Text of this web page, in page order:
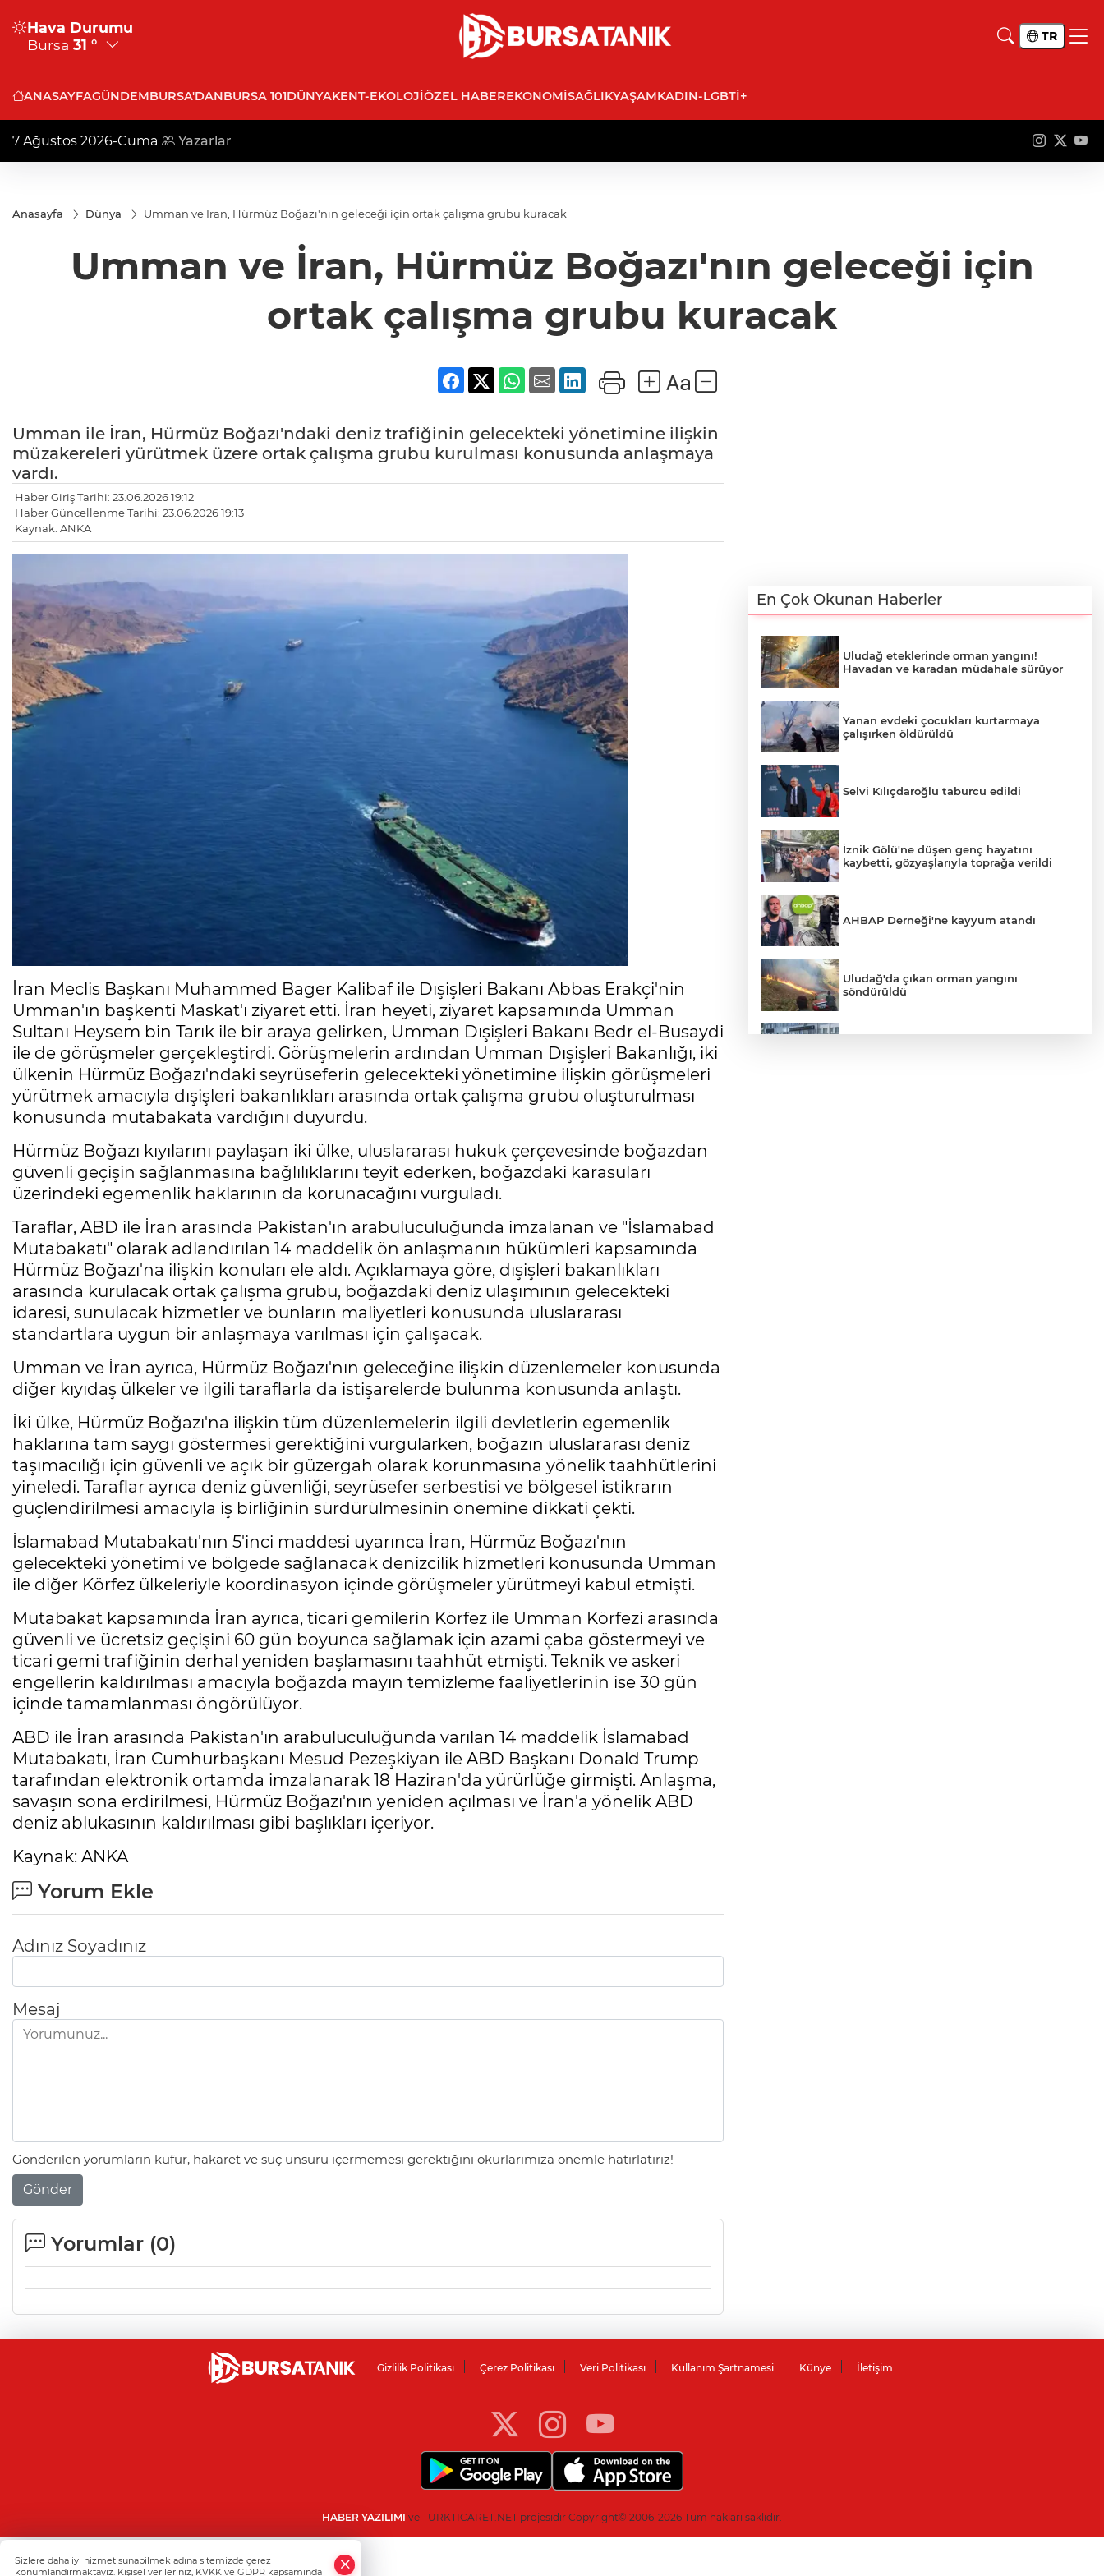
Hava Durumu
Bursa 31 ° TR
ANASAYFAGÜNDEMBURSA'DANBURSA 101DÜNYAKENT-EKOLOJIÖZEL HABEREKONOMISAĞLIKYAŞAMKADIN-LGBTİ+
7 Ağustos 2026-Cuma Yazarlar
Anasayfa Dünya Umman ve İran, Hürmüz Boğazı'nın geleceği için ortak çalışma grubu kuracak
Umman ve İran, Hürmüz Boğazı'nın geleceği için
ortak çalışma grubu kuracak
Umman ile İran, Hürmüz Boğazı'ndaki deniz trafiğinin gelecekteki yönetimine ilişkin
müzakereleri yürütmek üzere ortak çalışma grubu kurulması konusunda anlaşmaya
vardı.
Haber Giriş Tarihi: 23.06.2026 19:12
Haber Güncellenme Tarihi: 23.06.2026 19:13
Kaynak: ANKA
İran Meclis Başkanı Muhammed Bager Kalibaf ile Dışişleri Bakanı Abbas Erakçi'nin
Umman'ın başkenti Maskat'ı ziyaret etti. İran heyeti, ziyaret kapsamında Umman
Sultanı Heysem bin Tarık ile bir araya gelirken, Umman Dışişleri Bakanı Bedr el-Busaydi
ile de görüşmeler gerçekleştirdi. Görüşmelerin ardından Umman Dışişleri Bakanlığı, iki
ülkenin Hürmüz Boğazı'ndaki seyrüseferin gelecekteki yönetimine ilişkin görüşmeleri
yürütmek amacıyla dışişleri bakanlıkları arasında ortak çalışma grubu oluşturulması
konusunda mutabakata vardığını duyurdu.
Hürmüz Boğazı kıyılarını paylaşan iki ülke, uluslararası hukuk çerçevesinde boğazdan
güvenli geçişin sağlanmasına bağlılıklarını teyit ederken, boğazdaki karasuları
üzerindeki egemenlik haklarının da korunacağını vurguladı.
Taraflar, ABD ile İran arasında Pakistan'ın arabuluculuğunda imzalanan ve "İslamabad
Mutabakatı" olarak adlandırılan 14 maddelik ön anlaşmanın hükümleri kapsamında
Hürmüz Boğazı'na ilişkin konuları ele aldı. Açıklamaya göre, dışişleri bakanlıkları
arasında kurulacak ortak çalışma grubu, boğazdaki deniz ulaşımının gelecekteki
idaresi, sunulacak hizmetler ve bunların maliyetleri konusunda uluslararası
standartlara uygun bir anlaşmaya varılması için çalışacak.
Umman ve İran ayrıca, Hürmüz Boğazı'nın geleceğine ilişkin düzenlemeler konusunda
diğer kıyıdaş ülkeler ve ilgili taraflarla da istişarelerde bulunma konusunda anlaştı.
İki ülke, Hürmüz Boğazı'na ilişkin tüm düzenlemelerin ilgili devletlerin egemenlik
haklarına tam saygı göstermesi gerektiğini vurgularken, boğazın uluslararası deniz
taşımacılığı için güvenli ve açık bir güzergah olarak korunmasına yönelik taahhütlerini
yineledi. Taraflar ayrıca deniz güvenliği, seyrüsefer serbestisi ve bölgesel istikrarın
güçlendirilmesi amacıyla iş birliğinin sürdürülmesinin önemine dikkati çekti.
İslamabad Mutabakatı'nın 5'inci maddesi uyarınca İran, Hürmüz Boğazı'nın
gelecekteki yönetimi ve bölgede sağlanacak denizcilik hizmetleri konusunda Umman
ile diğer Körfez ülkeleriyle koordinasyon içinde görüşmeler yürütmeyi kabul etmişti.
Mutabakat kapsamında İran ayrıca, ticari gemilerin Körfez ile Umman Körfezi arasında
güvenli ve ücretsiz geçişini 60 gün boyunca sağlamak için azami çaba göstermeyi ve
ticari gemi trafiğinin derhal yeniden başlamasını taahhüt etmişti. Teknik ve askeri
engellerin kaldırılması amacıyla boğazda mayın temizleme faaliyetlerinin ise 30 gün
içinde tamamlanması öngörülüyor.
ABD ile İran arasında Pakistan'ın arabuluculuğunda varılan 14 maddelik İslamabad
Mutabakatı, İran Cumhurbaşkanı Mesud Pezeşkiyan ile ABD Başkanı Donald Trump
tarafından elektronik ortamda imzalanarak 18 Haziran'da yürürlüğe girmişti. Anlaşma,
savaşın sona erdirilmesi, Hürmüz Boğazı'nın yeniden açılması ve İran'a yönelik ABD
deniz ablukasının kaldırılması gibi başlıkları içeriyor.
Kaynak: ANKA
Yorum Ekle
Adınız Soyadınız
Mesaj
Gönderilen yorumların küfür, hakaret ve suç unsuru içermemesi gerektiğini okurlarımıza önemle hatırlatırız!
Gönder
Yorumlar (0)
En Çok Okunan Haberler
Uludağ eteklerinde orman yangını!
Havadan ve karadan müdahale sürüyor
Yanan evdeki çocukları kurtarmaya
çalışırken öldürüldü
Selvi Kılıçdaroğlu taburcu edildi
İznik Gölü'ne düşen genç hayatını
kaybetti, gözyaşlarıyla toprağa verildi
AHBAP Derneği'ne kayyum atandı
Uludağ'da çıkan orman yangını
söndürüldü
Gizlilik Politikası Çerez Politikası Veri Politikası Kullanım Şartnamesi Künye İletişim
HABER YAZILIMI ve TURKTICARET.NET projesidir Copyright© 2006-2026 Tüm hakları saklıdır.
Sizlere daha iyi hizmet sunabilmek adına sitemizde çerez
konumlandırmaktayız. Kişisel verileriniz, KVKK ve GDPR kapsamında